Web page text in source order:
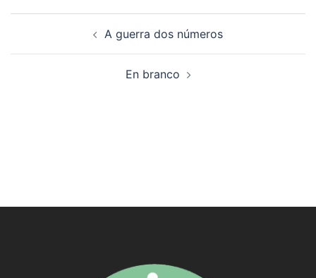
A guerra dos números
En branco